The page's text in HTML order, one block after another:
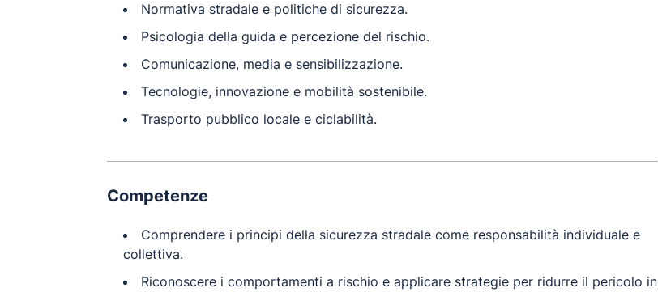
Normativa stradale e politiche di sicurezza.
Psicologia della guida e percezione del rischio.
Comunicazione, media e sensibilizzazione.
Tecnologie, innovazione e mobilità sostenibile.
Trasporto pubblico locale e ciclabilità.
Competenze
Comprendere i principi della sicurezza stradale come responsabilità individuale e
collettiva.
Riconoscere i comportamenti a rischio e applicare strategie per ridurre il pericolo in